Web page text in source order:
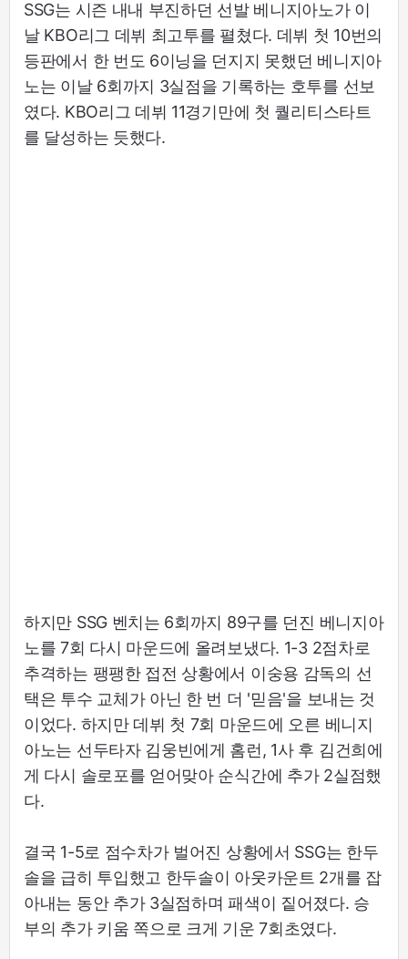
SSG는 시즌 내내 부진하던 선발 베니지아노가 이
날 KBO리그 데뷔 최고투를 펼쳤다. 데뷔 첫 10번의
등판에서 한 번도 6이닝을 던지지 못했던 베니지아
노는 이날 6회까지 3실점을 기록하는 호투를 선보
였다. KBO리그 데뷔 11경기만에 첫 퀄리티스타트
를 달성하는 듯했다.
하지만 SSG 벤치는 6회까지 89구를 던진 베니지아
노를 7회 다시 마운드에 올려보냈다. 1-3 2점차로
추격하는 팽팽한 접전 상황에서 이숭용 감독의 선
택은 투수 교체가 아닌 한 번 더 '믿음'을 보내는 것
이었다. 하지만 데뷔 첫 7회 마운드에 오른 베니지
아노는 선두타자 김웅빈에게 홈런, 1사 후 김건희에
게 다시 솔로포를 얻어맞아 순식간에 추가 2실점했
다.
결국 1-5로 점수차가 벌어진 상황에서 SSG는 한두
솔을 급히 투입했고 한두솔이 아웃카운트 2개를 잡
아내는 동안 추가 3실점하며 패색이 짙어졌다. 승
부의 추가 키움 쪽으로 크게 기운 7회초였다.